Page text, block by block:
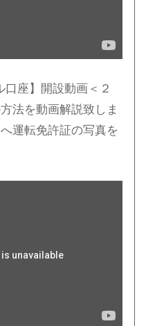
口座】開設動画＜２
法を動画解説致しま
運転免許証の写真を